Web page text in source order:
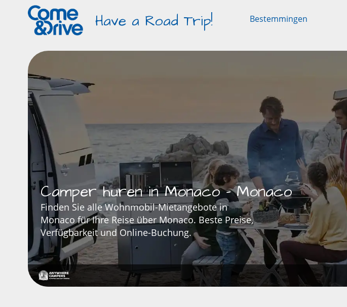
Have a Road Trip! Bestemmingen
Camper huren in Monaco - Monaco
Finden Sie alle Wohnmobil-Mietangebote in
Monaco für Ihre Reise über Monaco. Beste Preise,
Verfügbarkeit und Online-Buchung.